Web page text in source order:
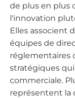
de plus en plus
l'innovation
Elles associent
équipes de
réglementaires
stratégiques
commerciale.
représentent la